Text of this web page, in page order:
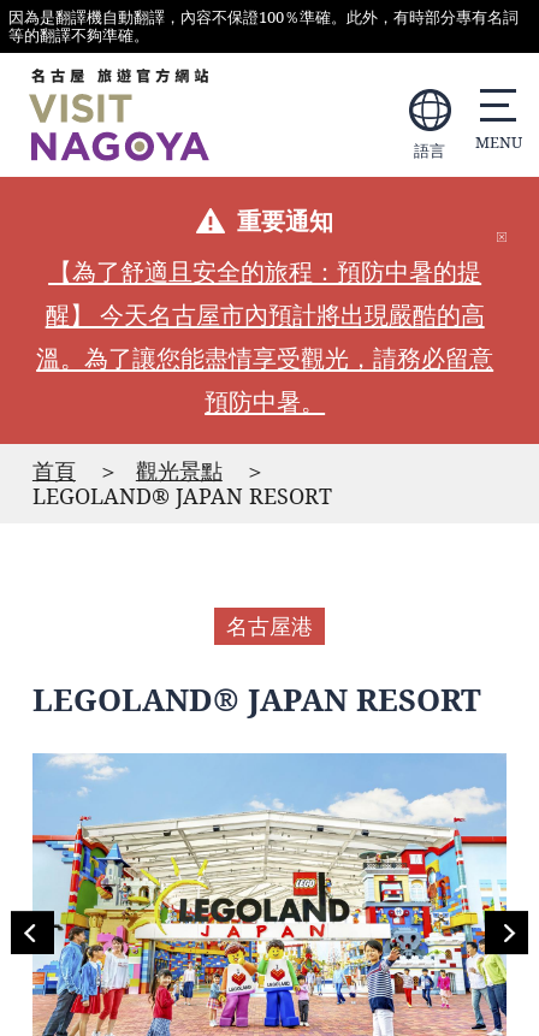
因為是翻譯機自動翻譯，內容不保證100％準確。此外，有時部分專有名詞
等的翻譯不夠準確。
語言
重要通知
【為了舒適且安全的旅程：預防中暑的提
醒】 今天名古屋市內預計將出現嚴酷的高
溫。為了讓您能盡情享受觀光，請務必留意
預防中暑。
首頁
觀光景點
LEGOLAND® JAPAN RESORT
名古屋港
LEGOLAND® JAPAN RESORT